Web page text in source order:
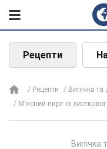
Рецепти
Рецепти Випічка та
М'ясний пиріг із
Випічка